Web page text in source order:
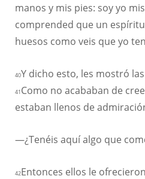
manos y mis pies: soy yo
comprended que un
huesos como veis que yo
40Y dicho esto, les mostró
41 Como no acababan de
estaban llenos de
—¿Tenéis aquí algo que
42Entonces ellos le